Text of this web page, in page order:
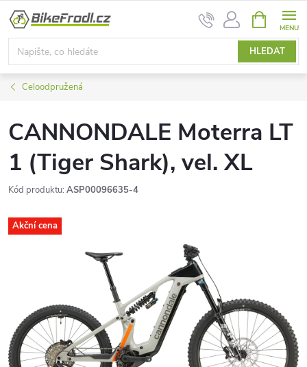
Přejít
obsah
HLEDAT
NÁKUPNÍ
KOŠÍK
Celoodpružená
CANNONDALE Moterra LT
1 (Tiger Shark), vel. XL
Kód produktu: ASP00096635-4
Akční cena